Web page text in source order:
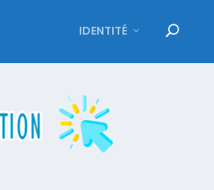
IDENTITÉ